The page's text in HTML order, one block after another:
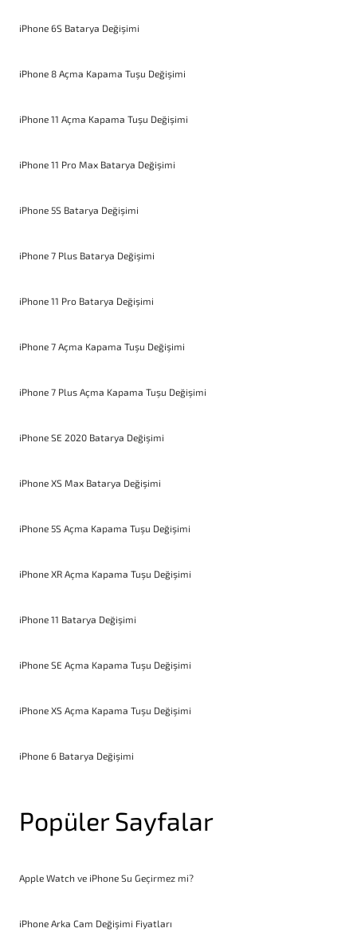
iPhone 6S Batarya Değişimi
iPhone 8 Açma Kapama Tuşu Değişimi
iPhone 11 Açma Kapama Tuşu Değişimi
iPhone 11 Pro Max Batarya Değişimi
iPhone 5S Batarya Değişimi
iPhone 7 Plus Batarya Değişimi
iPhone 11 Pro Batarya Değişimi
iPhone 7 Açma Kapama Tuşu Değişimi
iPhone 7 Plus Açma Kapama Tuşu Değişimi
iPhone SE 2020 Batarya Değişimi
iPhone XS Max Batarya Değişimi
iPhone 5S Açma Kapama Tuşu Değişimi
iPhone XR Açma Kapama Tuşu Değişimi
iPhone 11 Batarya Değişimi
iPhone SE Açma Kapama Tuşu Değişimi
iPhone XS Açma Kapama Tuşu Değişimi
iPhone 6 Batarya Değişimi
Popüler Sayfalar
Apple Watch ve iPhone Su Geçirmez mi?
iPhone Arka Cam Değişimi Fiyatları